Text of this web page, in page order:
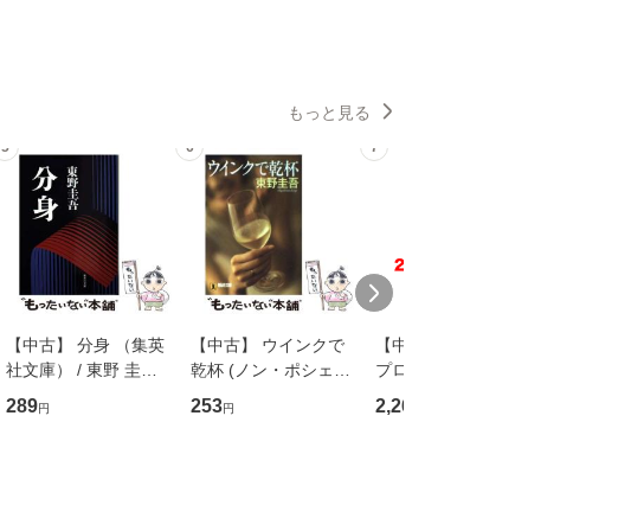
もっと見る
5
【中古】 分身 （集英
社文庫） / 東野 圭吾 /
集英社 [文庫]【メール
便送料無料】
289円
6
【中古】 ウインクで
乾杯 (ノン・ポシェッ
ト) / 東野圭吾 / 祥伝
社 [文庫]【メール便送
253円
7
【中古】 野ブタ。を
プロデュース [DVD-B
OX] / バップ [DVD]
【メール便送料無料】
2,266